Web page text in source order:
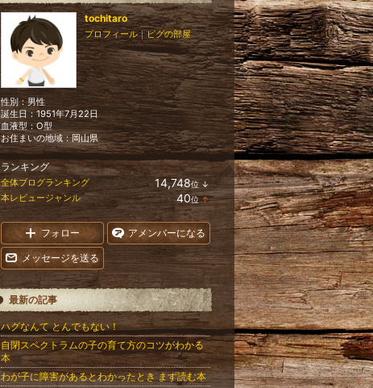
tochitaro
プロフィール｜ピグの部屋
性別：男性
誕生日：1951年7月22日
血液型：O型
お住まいの地域：岡山県
ランキング
全体ブログランキング 14,748位 ↓
ラ
ン
ン
降
本レビュージャンル 40位 ↑
ラ
キ
ン
グ
上
フォロー アメンバーになる
メッセージを送る
最新の記事
ハグなんて とんでもない！
自閉スペクトラムの子の育て方のコツがわかる
本
わが子に障害があるとわかったとき まず読む本